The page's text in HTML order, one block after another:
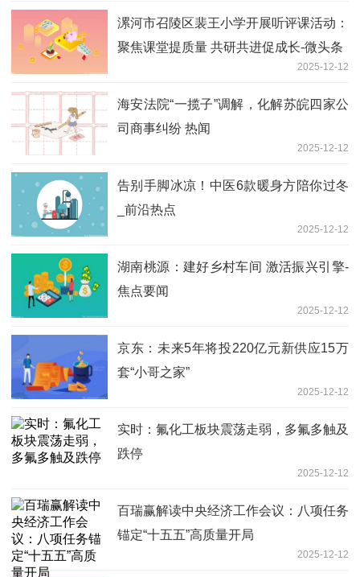
漯河市召陵区裴王小学开展听评课活动：
聚焦课堂提质量 共研共进促成长-微头条
2025-12-12
海安法院“一揽子”调解，化解苏皖四家公
司商事纠纷 热闻
2025-12-12
告别手脚冰凉！中医6款暖身方陪你过冬
_前沿热点
2025-12-12
湖南桃源：建好乡村车间 激活振兴引擎-
焦点要闻
2025-12-12
京东：未来5年将投220亿元新供应15万
套“小哥之家”
2025-12-12
实时：氟化工板块震荡走弱，多氟多触及
跌停
2025-12-12
百瑞赢解读中央经济工作会议：八项任务
锚定“十五五”高质量开局
2025-12-12